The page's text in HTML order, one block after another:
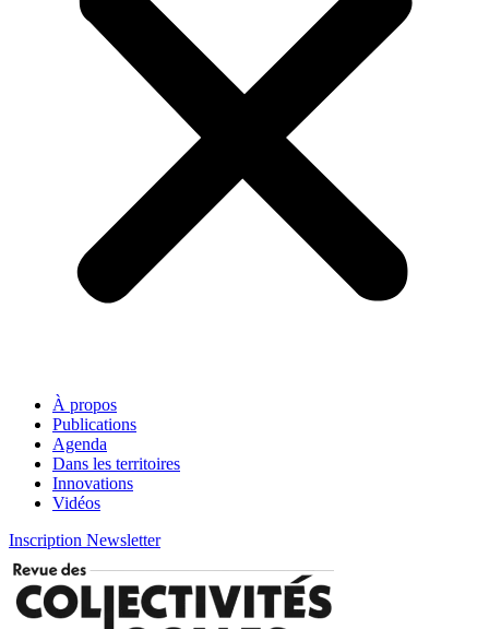
À propos
Publications
Agenda
Dans les territoires
Innovations
Vidéos
Inscription Newsletter